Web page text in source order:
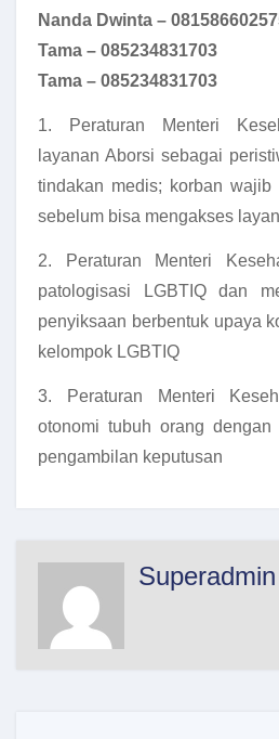
Nanda Dwinta –
Tama – 085234831703
Tama – 085234831703
1. Peraturan Menteri
layanan Aborsi sebagai
tindakan medis; korban wajib
sebelum bisa mengakses
2. Peraturan Menteri
patologisasi LGBTIQ dan
penyiksaan berbentuk upaya
kelompok LGBTIQ
3. Peraturan Menteri
otonomi tubuh orang
pengambilan keputusan